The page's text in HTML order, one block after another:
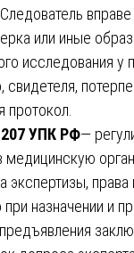
вправе
или иные
исследования у
свидетеля,
протокол.
УПК РФ—
экспертизы,
назначении и